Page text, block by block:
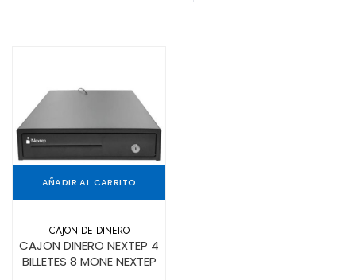
AÑADIR AL CARRITO
CAJON DE DINERO
CAJON DINERO NEXTEP 4
BILLETES 8 MONE NEXTEP